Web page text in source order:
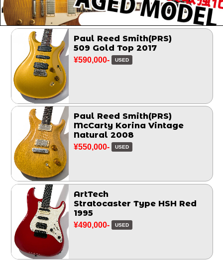
Paul Reed Smith(PRS)
509 Gold Top 2017
¥590,000- USED
Paul Reed Smith(PRS)
McCarty Korina Vintage
Natural 2008
¥550,000- USED
ArtTech
Stratocaster Type HSH Red
1995
¥490,000- USED